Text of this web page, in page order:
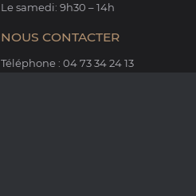
Le samedi: 9h30 – 14h
NOUS CONTACTER
Téléphone : 04 73 34 24 13